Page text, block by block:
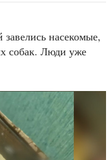
завелись насекомые,
собак. Люди уже